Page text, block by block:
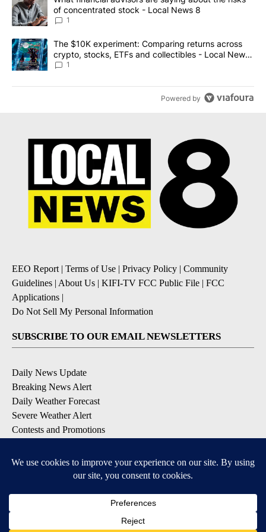
of concentrated stock - Local News 8
1
A trending article titled "The $10K experiment: Comparing
The $10K experiment: Comparing returns across
crypto, stocks, ETFs and collectibles - Local News
8
1
Powered by
EEO Report | Terms of Use | Privacy Policy | Community
Guidelines | About Us | KIFI-TV FCC Public File | FCC
Applications |
Do Not Sell My Personal Information
SUBSCRIBE TO OUR EMAIL NEWSLETTERS
Daily News Update
Breaking News Alert
Daily Weather Forecast
Severe Weather Alert
Contests and Promotions